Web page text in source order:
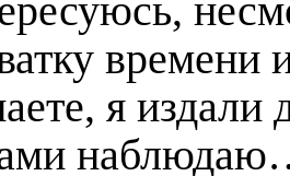
времени
я издали